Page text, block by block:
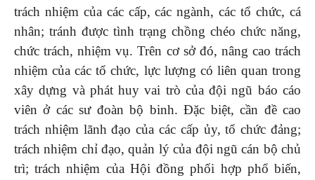
trách nhiệm của các cấp, các ngành, các tổ chức, cá
nhân; tránh được tình trạng chồng chéo chức năng,
chức trách, nhiệm vụ. Trên cơ sở đó, nâng cao trách
nhiệm của các tổ chức, lực lượng có liên quan trong
xây dựng và phát huy vai trò của đội ngũ báo cáo
viên ở các sư đoàn bộ binh. Đặc biệt, cần đề cao
trách nhiệm lãnh đạo của các cấp ủy, tổ chức đảng;
trách nhiệm chỉ đạo, quản lý của đội ngũ cán bộ chủ
trì; trách nhiệm của Hội đồng phối hợp phổ biến,